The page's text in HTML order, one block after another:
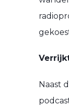
Naast